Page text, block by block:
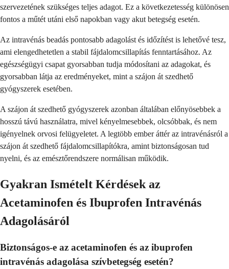
szervezetének szükséges teljes adagot. Ez a következetesség különösen
fontos a műtét utáni első napokban vagy akut betegség esetén.
Az intravénás beadás pontosabb adagolást és időzítést is lehetővé tesz,
ami elengedhetetlen a stabil fájdalomcsillapítás fenntartásához. Az
egészségügyi csapat gyorsabban tudja módosítani az adagokat, és
gyorsabban látja az eredményeket, mint a szájon át szedhető
gyógyszerek esetében.
A szájon át szedhető gyógyszerek azonban általában előnyösebbek a
hosszú távú használatra, mivel kényelmesebbek, olcsóbbak, és nem
igényelnek orvosi felügyeletet. A legtöbb ember áttér az intravénásról a
szájon át szedhető fájdalomcsillapítókra, amint biztonságosan tud
nyelni, és az emésztőrendszere normálisan működik.
Gyakran Ismételt Kérdések az
Acetaminofen és Ibuprofen Intravénás
Adagolásáról
Biztonságos-e az acetaminofen és az ibuprofen
intravénás adagolása szívbetegség esetén?